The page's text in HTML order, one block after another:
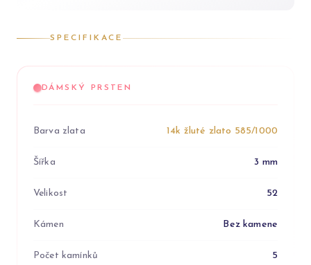
SPECIFIKACE
DÁMSKÝ PRSTEN
Barva zlata 14k žluté zlato 585/1000
Šířka 3 mm
Velikost 52
Kámen Bez kamene
Počet kamínků 5